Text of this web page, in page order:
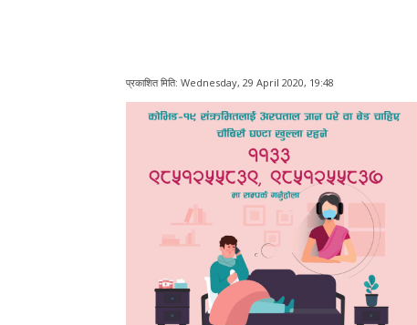
प्रकाशित मिति: Wednesday, 29 April 2020, 19:48